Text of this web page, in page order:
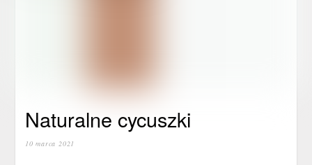
Naturalne cycuszki
10 marca 2021